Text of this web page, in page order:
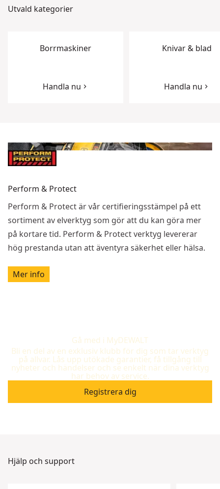
Utvald kategorier
Borrmaskiner
Handla nu
Knivar & blad
Handla nu
Perform & Protect
Perform & Protect är vår certifieringsstämpel på ett
sortiment av elverktyg som gör att du kan göra mer
på kortare tid. Perform & Protect verktyg levererar
hög prestanda utan att äventyra säkerhet eller hälsa.
Mer info
Gå med i MyDEWALT
Bli en del av en exklusiv klubb för dig som tar verktyg
på allvar. Lås upp utökade garantier, få tillgång till
nyheter och händelser och se enkelt när dina verktyg
har behov av service.
Registrera dig
Hjälp och support